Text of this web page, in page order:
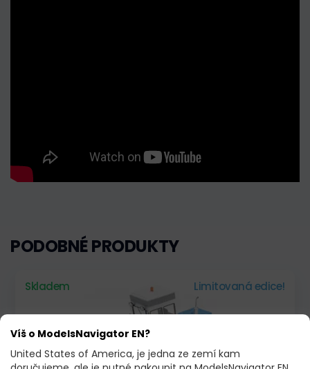
PODOBNÉ PRODUKTY
Skladem Limitovaná edice!
Víš o ModelsNavigator EN?
United States of America, je jedna ze zemí kam